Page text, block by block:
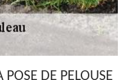
DE PELOUSE